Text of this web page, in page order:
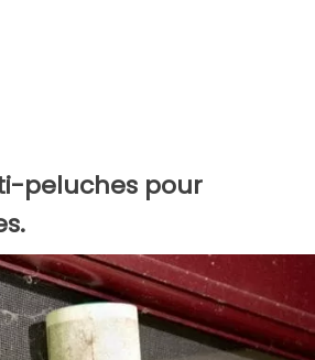
peluches pour